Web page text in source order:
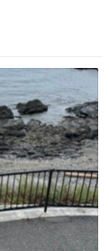
旅で利用す
したが、サ